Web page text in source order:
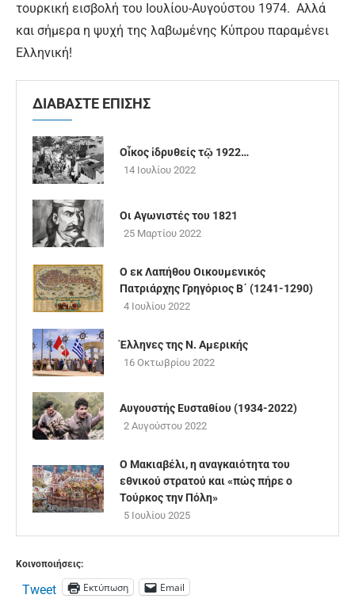
τουρκική εισβολή του Ιουλίου-Αυγούστου 1974. Αλλά
και σήμερα η ψυχή της λαβωμένης Κύπρου παραμένει
Ελληνική!
ΔΙΑΒΑΣΤΕ ΕΠΙΣΗΣ
Οἶκος ἱδρυθείς τῷ 1922…
14 Ιουλίου 2022
Οι Αγωνιστές του 1821
25 Μαρτίου 2022
Ο εκ Λαπήθου Οικουμενικός
Πατριάρχης Γρηγόριος Β΄ (1241-1290)
4 Ιουλίου 2022
Έλληνες της Ν. Αμερικής
16 Οκτωβρίου 2022
Αυγουστής Ευσταθίου (1934-2022)
2 Αυγούστου 2022
Ο Μακιαβέλι, η αναγκαιότητα του
εθνικού στρατού και «πώς πήρε ο
Τούρκος την Πόλη»
5 Ιουλίου 2025
Κοινοποιήσεις:
Tweet Εκτύπωση Email